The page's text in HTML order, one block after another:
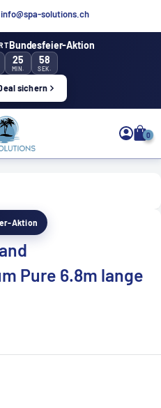
info@spa-solutions.ch
Bundesfeier-Aktion
25
MIN.
57
SEK.
sichern
0
Aktion
Pure 6.8m lange